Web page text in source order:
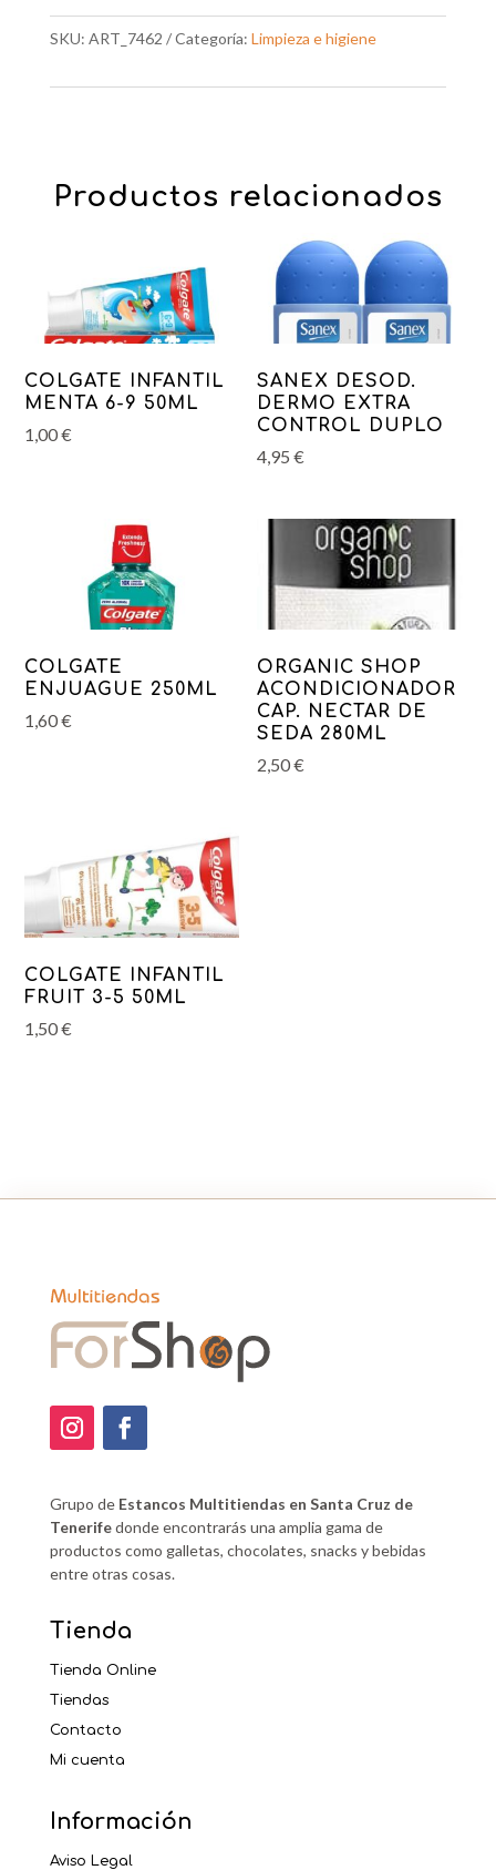
SKU: ART_7462 Categoría: Limpieza e higiene
Productos relacionados
COLGATE INFANTIL
MENTA 6-9 50ML
1,00€
SANEX DESOD.
DERMO EXTRA
CONTROL DUPLO
4,95€
COLGATE
ENJUAGUE 250ML
1,60€
ORGANIC SHOP
ACONDICIONADOR
CAP. NECTAR DE
SEDA 280ML
2,50€
COLGATE INFANTIL
FRUIT 3-5 50ML
1,50€
Grupo de Estancos Multitiendas en Santa Cruz de
Tenerifedonde encontrarás una amplia gama de
productos como galletas, chocolates, snacks y bebidas
entre otras cosas.
Tienda
Tienda Online
Tiendas
Contacto
Mi cuenta
Información
Aviso Legal